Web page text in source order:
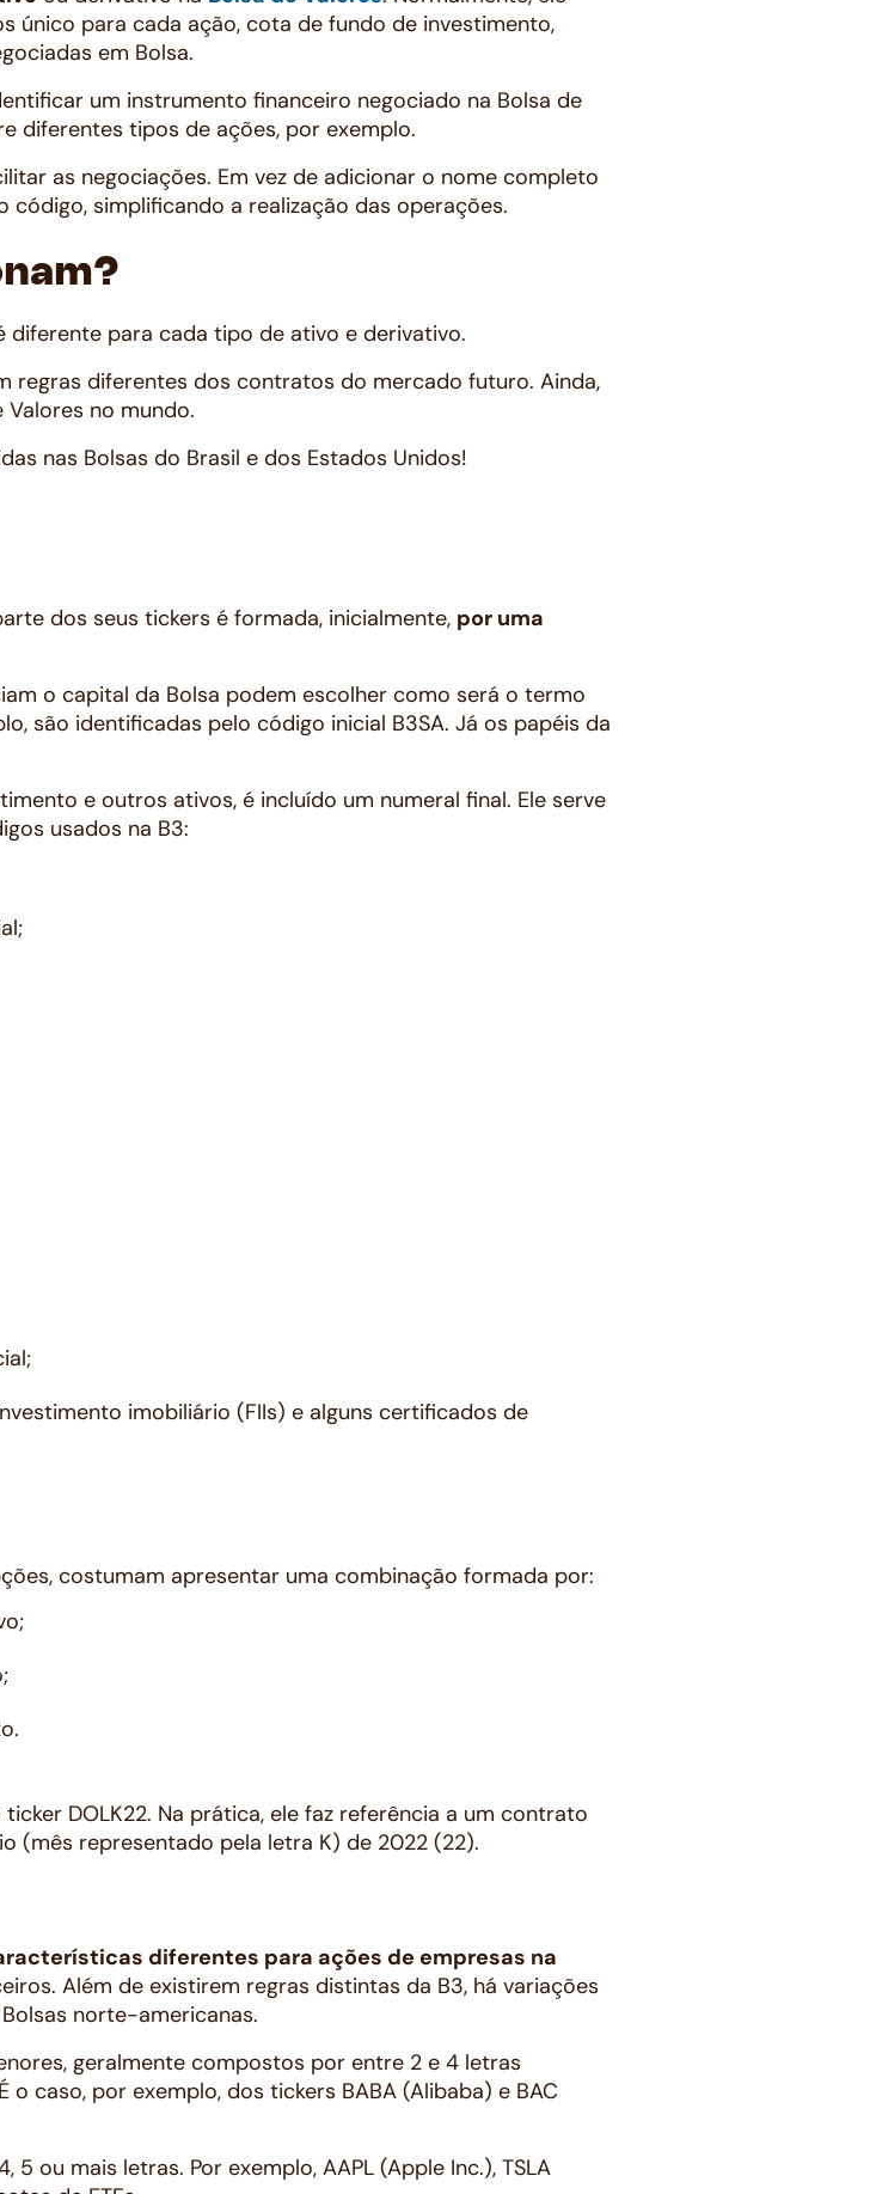
único para cada ação, cota de fundo de investimento,
em Bolsa.
um instrumento financeiro negociado na Bolsa de
diferentes tipos de ações, por exemplo.
as negociações. Em vez de adicionar o nome completo
simplificando a realização das operações.
para cada tipo de ativo e derivativo.
regras diferentes dos contratos do mercado futuro. Ainda,
no mundo.
nas Bolsas do Brasil e dos Estados Unidos!
dos seus tickers é formada, inicialmente, por uma
o capital da Bolsa podem escolher como será o termo
são identificadas pelo código inicial B3SA. Já os papéis da
e outros ativos, é incluído um numeral final. Ele serve
usados na B3:
imobiliário (FIIs) e alguns certificados de
costumam apresentar uma combinação formada por:
DOLK22. Na prática, ele faz referência a um contrato
(mês representado pela letra K) de 2022 (22).
diferentes para ações de empresas na
Além de existirem regras distintas da B3, há variações
norte-americanas.
geralmente compostos por entre 2 e 4 letras
caso, por exemplo, dos tickers BABA (Alibaba) e BAC
ou mais letras. Por exemplo, AAPL (Apple Inc.), TSLA